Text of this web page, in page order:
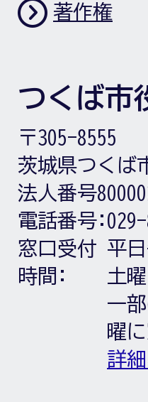
著作権
つくば市
〒305-8555
茨城県つくば
法人番号
電話番号:
窓口受付
時間:
平
土
一
曜
詳